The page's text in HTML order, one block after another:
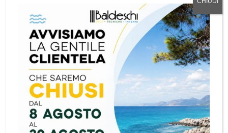
Pensiline e Pergolati a Torino e
provincia
Baldeschi in News, Senza categoria 0
Tutti i modelli che la ditta Baldeschi installa sono
realizzati su misura. La nostra ditta possiede una